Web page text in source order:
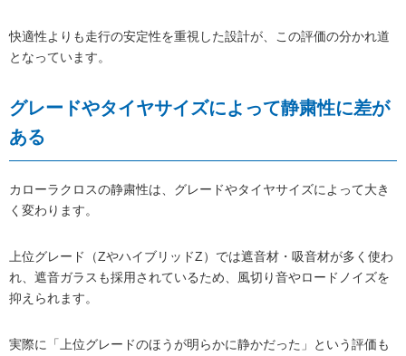
快適性よりも走行の安定性を重視した設計が、この評価の分かれ道
となっています。
グレードやタイヤサイズによって静粛性に差が
ある
カローラクロスの静粛性は、グレードやタイヤサイズによって大き
く変わります。
上位グレード（ZやハイブリッドZ）では遮音材・吸音材が多く使わ
れ、遮音ガラスも採用されているため、風切り音やロードノイズを
抑えられます。
実際に「上位グレードのほうが明らかに静かだった」という評価も